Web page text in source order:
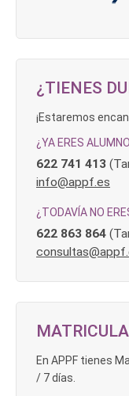
¿TIENES
¡Estaremos
¿YA ERES
622 741 413
info@appf.es
¿TODAVÍA NO
622 863 864
En APPF tienes
/ 7 días.